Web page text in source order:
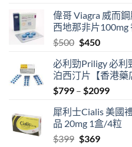
$489
偉哥 Viagra 威而
西地那非片100mg
$500 Original
was:
$500.
$450Current
is:
$450.
必利勁Priligy 必利
泊西汀片【香港藥
$799 – $2099Price
$799
犀利士Cialis 美國
品 20mg 1盒/4粒
$399 Original
$369Current